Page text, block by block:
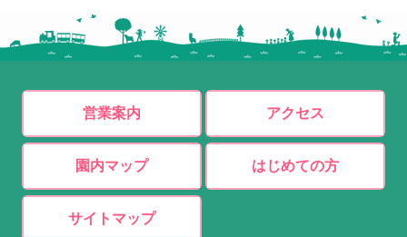
営業案内 アクセス
園内マップ はじめての方
サイトマップ